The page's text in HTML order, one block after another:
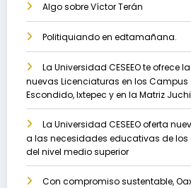
Algo sobre Víctor Terán
Politiquiando en edtamañana.
La Universidad CESEEO te
nuevas Licenciaturas en los Campus
Escondido, Ixtepec y en la Matriz
La Universidad CESEEO oferta
a las necesidades educativas de los
del nivel medio superior
Con compromiso sustentable,